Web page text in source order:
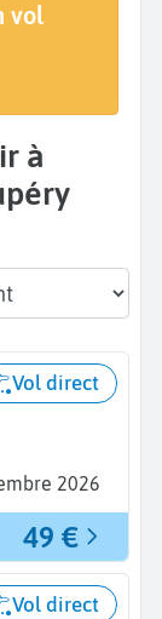
vol
2026
Vol direct
49 €
Vol direct